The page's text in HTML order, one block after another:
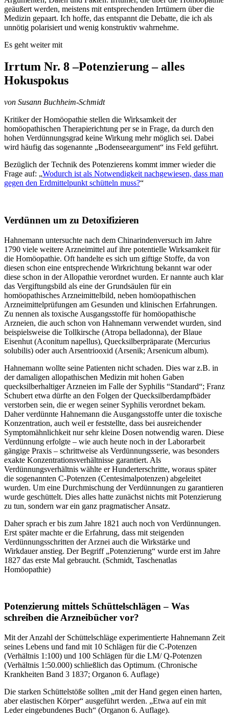
geäußert werden, meistens mit entsprechenden Irrtümern über die
Medizin gepaart. Ich hoffe, das entspannt die Debatte, die ich als
unnötig polarisiert und wenig konstruktiv wahrnehme.
Es geht weiter mit
Irrtum Nr. 8 –Potenzierung – alles
Hokuspokus
von Susann Buchheim-Schmidt
Kritiker der Homöopathie stellen die Wirksamkeit der
homöopathischen Therapierichtung per se in Frage, da durch den
hohen Verdünnungsgrad keine Wirkung mehr möglich sei. Dabei
wird häufig das sogenannte „Bodenseeargument“ ins Feld geführt.
Bezüglich der Technik des Potenzierens kommt immer wieder die
Frage auf: „Wodurch ist als Notwendigkeit nachgewiesen, dass man
gegen den Erdmittelpunkt schütteln muss?“
Verdünnen um zu Detoxifizieren
Hahnemann untersuchte nach dem Chinarindenversuch im Jahre
1790 viele weitere Arzneimittel auf ihre potentielle Wirksamkeit für
die Homöopathie. Oft handelte es sich um giftige Stoffe, da von
diesen schon eine entsprechende Wirkrichtung bekannt war oder
diese schon in der Allopathie verordnet wurden. Er nannte auch klar
das Vergiftungsbild als eine der Grundsäulen für ein
homöopathisches Arzneimittelbild, neben homöopathischen
Arzneimittelprüfungen am Gesunden und klinischen Erfahrungen.
Zu nennen als toxische Ausgangsstoffe für homöopathische
Arzneien, die auch schon von Hahnemann verwendet wurden, sind
beispielsweise die Tollkirsche (Atropa belladonna), der Blaue
Eisenhut (Aconitum napellus), Quecksilberpräparate (Mercurius
solubilis) oder auch Arsentriooxid (Arsenik; Arsenicum album).
Hahnemann wollte seine Patienten nicht schaden. Dies war z.B. in
der damaligen allopathischen Medizin mit hohen Gaben
quecksilberhaltiger Arzneien im Falle der Syphilis “Standard“; Franz
Schubert etwa dürfte an den Folgen der Quecksilberdampfbäder
verstorben sein, die er wegen seiner Syphilis verordnet bekam.
Daher verdünnte Hahnemann die Ausgangsstoffe unter die toxische
Konzentration, auch weil er feststellte, dass bei ausreichender
Symptomähnlichkeit nur sehr kleine Dosen notwendig waren. Diese
Verdünnung erfolgte – wie auch heute noch in der Laborarbeit
gängige Praxis – schrittweise als Verdünnungsserie, was besonders
exakte Konzentrationsverhältnisse garantiert. Als
Verdünnungsverhältnis wählte er Hunderterschritte, woraus später
die sogenannten C-Potenzen (Centesimalpotenzen) abgeleitet
wurden. Um eine Durchmischung der Verdünnungen zu garantieren
wurde geschüttelt. Dies alles hatte zunächst nichts mit Potenzierung
zu tun, sondern war ein ganz pragmatischer Ansatz.
Daher sprach er bis zum Jahre 1821 auch noch von Verdünnungen.
Erst später machte er die Erfahrung, dass mit steigenden
Verdünnungsschritten der Arznei auch die Wirkstärke und
Wirkdauer anstieg. Der Begriff „Potenzierung“ wurde erst im Jahre
1827 das erste Mal gebraucht. (Schmidt, Taschenatlas
Homöopathie)
Potenzierung mittels Schüttelschlägen – Was
schreiben die Arzneibücher vor?
Mit der Anzahl der Schüttelschläge experimentierte Hahnemann Zeit
seines Lebens und fand mit 10 Schlägen für die C-Potenzen
(Verhältnis 1:100) und 100 Schlägen für die LM/ Q-Potenzen
(Verhältnis 1:50.000) schließlich das Optimum. (Chronische
Krankheiten Band 3 1837; Organon 6. Auflage)
Die starken Schüttelstöße sollten „mit der Hand gegen einen harten,
aber elastischen Körper“ ausgeführt werden. „Etwa auf ein mit
Leder eingebundenes Buch“ (Organon 6. Auflage).